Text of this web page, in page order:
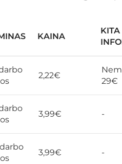
KAINA
KITA
2,22€
29€
3,99€ -
3,99€ -